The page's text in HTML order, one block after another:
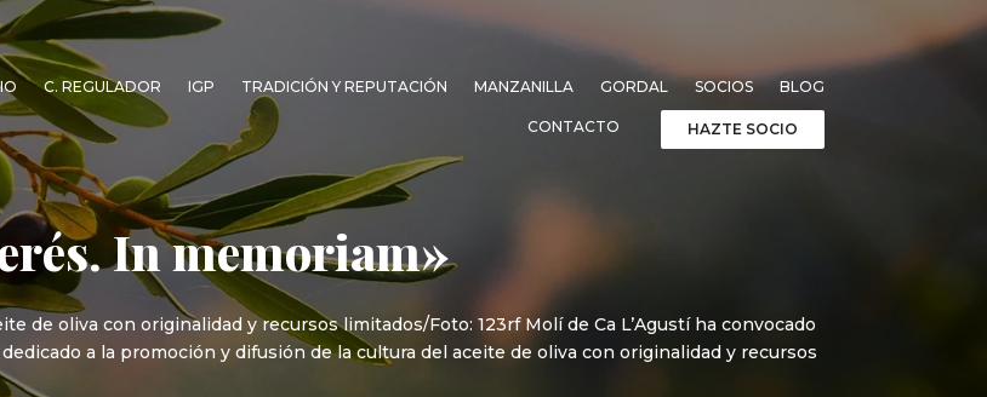
C. REGULADOR IGP TRADICIÓN Y REPUTACIÓN MANZANILLA GORDAL SOCIOS BLOG
CONTACTO HAZTE SOCIO
In memoriam»
de oliva con originalidad y recursos limitados/Foto: 123rf Molí de Ca L’Agustí ha convocado
a la promoción y difusión de la cultura del aceite de oliva con originalidad y recursos